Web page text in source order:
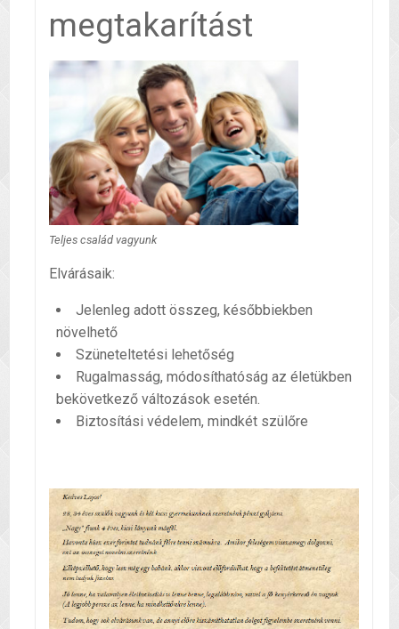
megtakarítást
Teljes család vagyunk
Elvárásaik:
Jelenleg adott összeg, későbbiekben
növelhető
Szüneteltetési lehetőség
Rugalmasság, módosíthatóság az életükben
bekövetkező változások esetén.
Biztosítási védelem, mindkét szülőre